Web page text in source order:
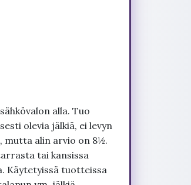
alla. Tuo
olevia jälkiä, ei levyn
mutta alin arvio on 8½.
tai kansissa
Käytetyissä tuotteissa